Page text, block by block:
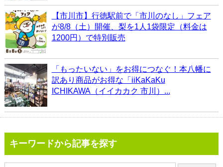
【市川市】行徳駅前で「市川のなし」フェア
が8/8（土）開催、梨を1人1袋限定（料金は
1200円）で特別販売
「もったいない」をお得につなぐ！本八幡に
訳あり商品がお得な「iiKaKaKu
ICHIKAWA（イイカカク 市川）...
キーワードから記事を探す